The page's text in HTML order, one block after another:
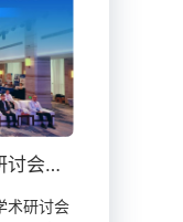
第六届煤层气生物工程学术研讨会在太原召开
术研讨会